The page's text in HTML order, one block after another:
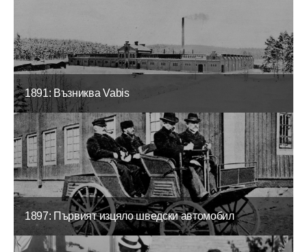
1891: Възниква Vabis
1897: Първият изцяло шведски автомобил